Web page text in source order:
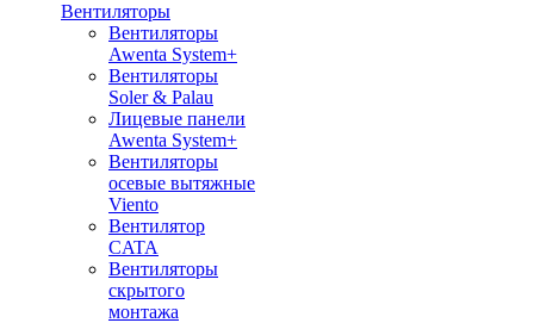
Вентиляторы
Вентиляторы
Awenta System+
Вентиляторы
Soler & Palau
Лицевые панели
Awenta System+
Вентиляторы
осевые вытяжные
Viento
Вентилятор
CATA
Вентиляторы
скрытого
монтажа